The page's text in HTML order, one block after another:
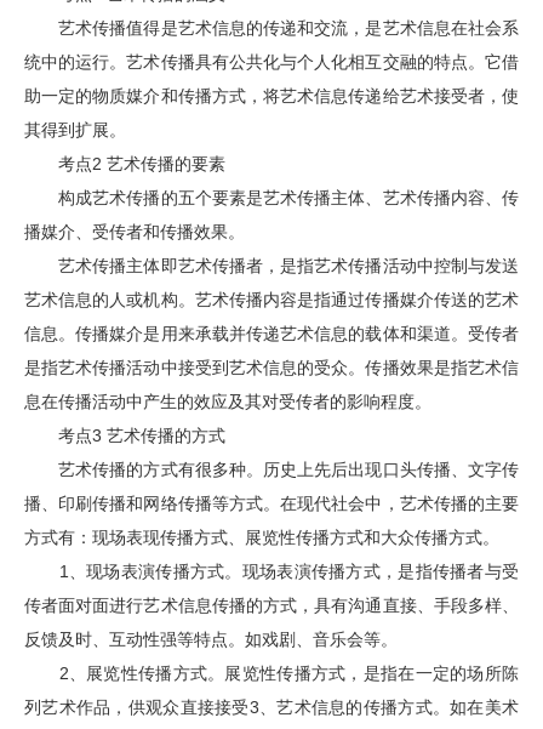
艺术传播值得是艺术信息的传递和交流，是艺术信息在社会系
统中的运行。艺术传播具有公共化与个人化相互交融的特点。它借
助一定的物质媒介和传播方式，将艺术信息传递给艺术接受者，使
其得到扩展。
考点2 艺术传播的要素
构成艺术传播的五个要素是艺术传播主体、艺术传播内容、传
播媒介、受传者和传播效果。
艺术传播主体即艺术传播者，是指艺术传播活动中控制与发送
艺术信息的人或机构。艺术传播内容是指通过传播媒介传送的艺术
信息。传播媒介是用来承载并传递艺术信息的载体和渠道。受传者
是指艺术传播活动中接受到艺术信息的受众。传播效果是指艺术信
息在传播活动中产生的效应及其对受传者的影响程度。
考点3 艺术传播的方式
艺术传播的方式有很多种。历史上先后出现口头传播、文字传
播、印刷传播和网络传播等方式。在现代社会中，艺术传播的主要
方式有：现场表现传播方式、展览性传播方式和大众传播方式。
1、现场表演传播方式。现场表演传播方式，是指传播者与受
传者面对面进行艺术信息传播的方式，具有沟通直接、手段多样、
反馈及时、互动性强等特点。如戏剧、音乐会等。
2、展览性传播方式。展览性传播方式，是指在一定的场所陈
列艺术作品，供观众直接接受3、艺术信息的传播方式。如在美术